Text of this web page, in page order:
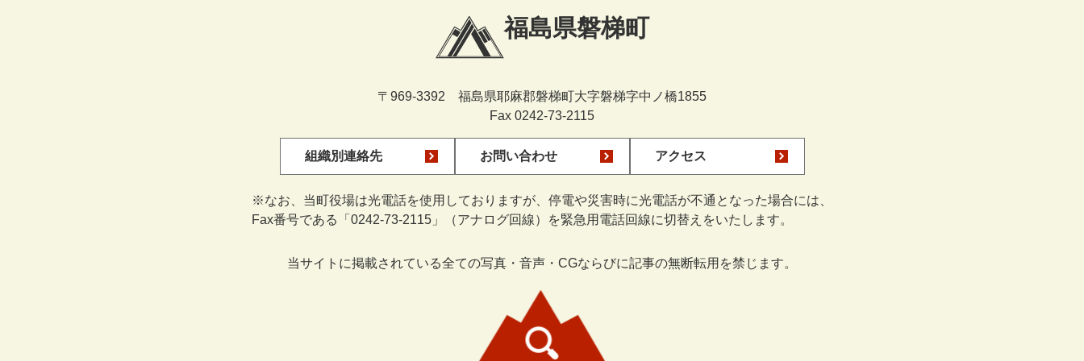
福島県磐梯町
〒969-3392 福島県耶麻郡磐梯町大字磐梯字中ノ橋1855
Fax 0242-73-2115
組織別連絡先 お問い合わせ アクセス
※なお、当町役場は光電話を使用しておりますが、停電や災害時に光電話が不通となった場合には、
Fax番号である「0242-73-2115」（アナログ回線）を緊急用電話回線に切替えをいたします。
当サイトに掲載されている全ての写真・音声・CGならびに記事の無断転用を禁じます。